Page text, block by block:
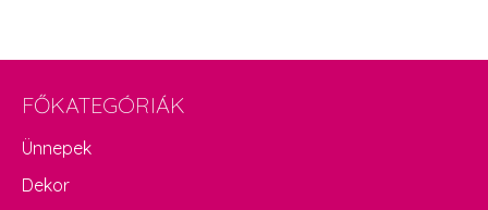
FŐKATEGÓRIÁK
Ünnepek
Dekor